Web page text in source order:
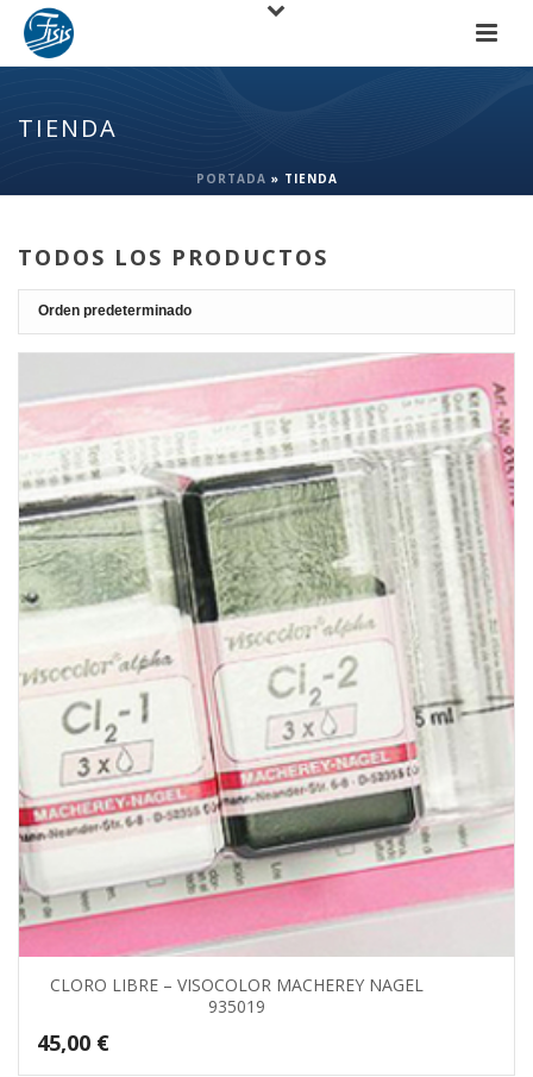
TIENDA
PORTADA » TIENDA
TODOS LOS PRODUCTOS
CLORO LIBRE – VISOCOLOR MACHEREY NAGEL
935019
45,00 €